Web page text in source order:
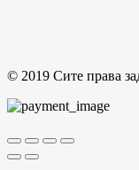
© 2019 Сите права